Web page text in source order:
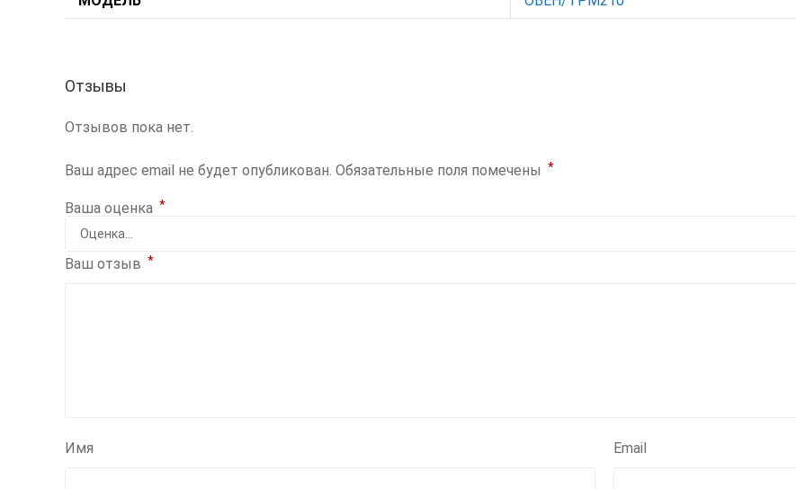
Отзывы
Отзывов пока нет.
Ваш адрес email не будет опубликован. Обязательные поля помечены *
Ваша оценка *
Ваш отзыв *
Имя Email